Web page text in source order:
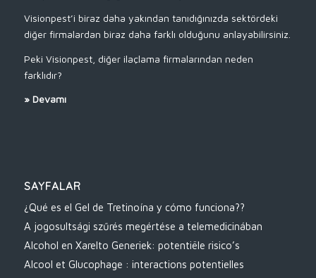
Visionpest’i biraz daha yakından tanıdığınızda sektördeki
diğer firmalardan biraz daha farklı olduğunu anlayabilirsiniz.
Peki Visionpest, diğer ilaçlama firmalarından neden
farklıdır?
» Devamı
SAYFALAR
¿Qué es el Gel de Tretinoína y cómo funciona??
A jogosultsági szűrés megértése a telemedicinában
Alcohol en Xarelto Generiek: potentiële risico’s
Alcool et Glucophage : interactions potentielles